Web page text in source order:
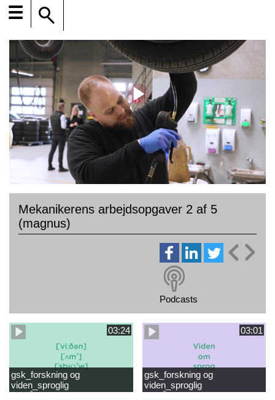
☰
Mekanikerens arbejdsopgaver 2 af 5
(magnus)
Podcasts
03:24
gsk_forskning og
viden_sproglig
03:01
gsk_forskning og
viden_sproglig